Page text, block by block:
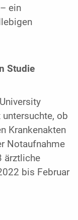
ein
Studie
ob
Krankenakten
Notaufnahme
ärztliche
bis Februar